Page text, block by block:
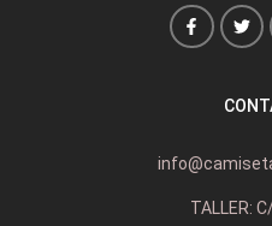
TALLER: